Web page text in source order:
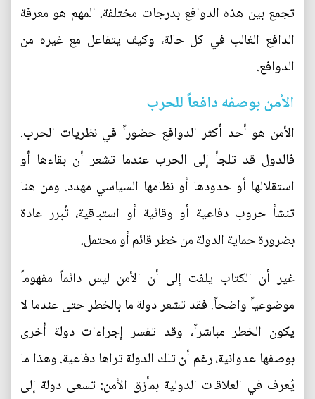
تجمع بين هذه الدوافع بدرجات مختلفة. المهم هو معرفة
الدافع الغالب في كل حالة، وكيف يتفاعل مع غيره من
الدوافع.
الأمن بوصفه دافعاً للحرب
الأمن هو أحد أكثر الدوافع حضوراً في نظريات الحرب.
فالدول قد تلجأ إلى الحرب عندما تشعر أن بقاءها أو
استقلالها أو حدودها أو نظامها السياسي مهدد. ومن هنا
تنشأ حروب دفاعية أو وقائية أو استباقية، تُبرر عادة
بضرورة حماية الدولة من خطر قائم أو محتمل.
غير أن الكتاب يلفت إلى أن الأمن ليس دائماً مفهوماً
موضوعياً واضحاً. فقد تشعر دولة ما بالخطر حتى عندما لا
يكون الخطر مباشراً، وقد تفسر إجراءات دولة أخرى
بوصفها عدوانية، رغم أن تلك الدولة تراها دفاعية. وهذا ما
يُعرف في العلاقات الدولية بمأزق الأمن: تسعى دولة إلى